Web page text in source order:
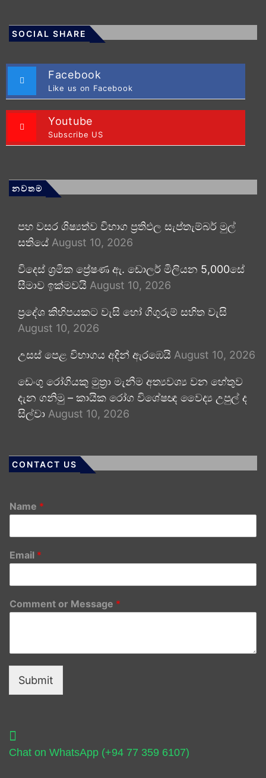
SOCIAL SHARE
Facebook
Like us on Facebook
Youtube
Subscribe US
නවතම
පහ වසර ශිෂ්‍යත්ව විභාග ප්‍රතිඵල සැප්තැම්බර් මුල්
සතියේ August 10, 2026
විදෙස් ශ්‍රමික ප්‍රේෂණ ඇ. ඩොලර් මිලියන 5,000සේ
සීමාව ඉක්මවයි August 10, 2026
ප්‍රදේශ කිහිපයකට වැසි හෝ ගිගුරුම් සහිත වැසි
August 10, 2026
උසස් පෙළ විභාගය අදින් ඇරඹෙයි August 10, 2026
ඩෙංගු රෝගියකු ⁣මුත්‍රා මැනීම අත්‍යවශ්‍ය වන හේතුව
දැන ගනිමු – කායික රෝග විශේෂඥ වෛද්‍ය උපුල් ද
සිල්වා August 10, 2026
CONTACT US
Name *
Email *
Comment or Message *
Submit
Chat on WhatsApp (+94 77 359 6107)